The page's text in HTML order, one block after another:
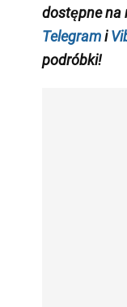
dostępne na
Telegrami
podróbki!